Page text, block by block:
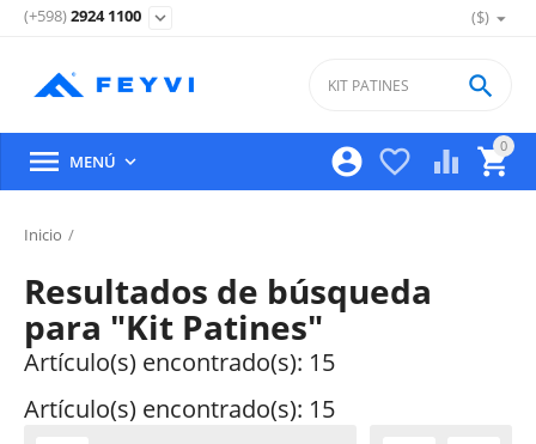
($)
(+598)2924 1100 expand_more
0

 


 MENÚ 
Inicio /
Resultados de búsqueda
para "Kit Patines"
Artículo(s) encontrado(s): 15
Artículo(s) encontrado(s): 15